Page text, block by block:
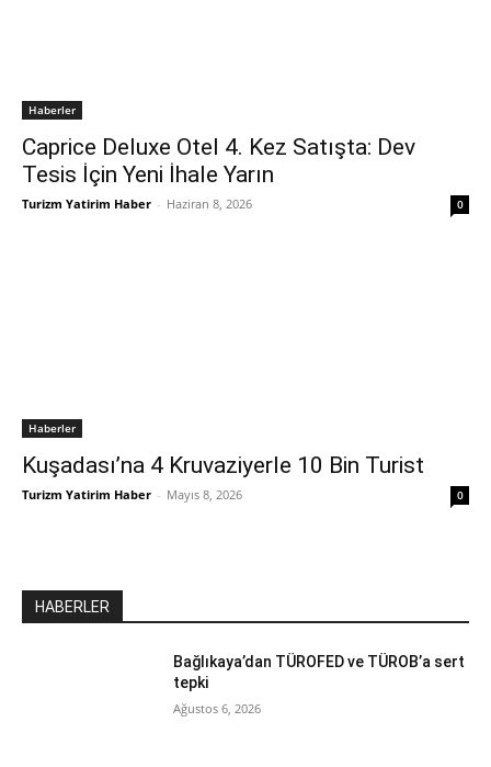
Haberler
Caprice Deluxe Otel 4. Kez Satışta: Dev
Tesis İçin Yeni İhale Yarın
Turizm Yatirim Haber - Haziran 8, 2026 0
Haberler
Kuşadası’na 4 Kruvaziyerle 10 Bin Turist
Turizm Yatirim Haber - Mayıs 8, 2026 0
HABERLER
Bağlıkaya’dan TÜROFED ve TÜROB’a sert
tepki
Ağustos 6, 2026